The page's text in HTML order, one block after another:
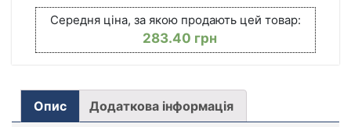
Середня ціна, за якою продають цей товар:
283.40 грн
Опис Додаткова інформація